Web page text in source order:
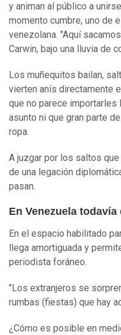
y animan al público a
momento cumbre, uno de
venezolana. "Aquí
Carwin, bajo una lluvia de
Los muñequitos bailan,
vierten anís directamente
que no parece importarles
asunto ni que gran parte
ropa.
A juzgar por los saltos
de una legación
pasan.
En Venezuela
En el espacio habilitado
llega amortiguada y
periodista foráneo.
"Los extranjeros se
rumbas (fiestas) que hay
¿Cómo es posible en